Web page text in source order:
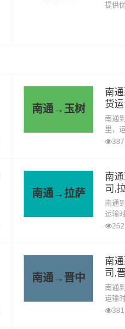
提供
南通→玉树
南
货
南通
里，
流公
及个
案。
387
南通→拉萨
南
司,
南通
运输
司提
企业
捷、
其他
262
南通→晋中
南
司,
南通
运输
司提
381